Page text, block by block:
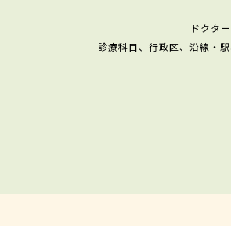
ドクタ
診療科目、行政区、沿線・